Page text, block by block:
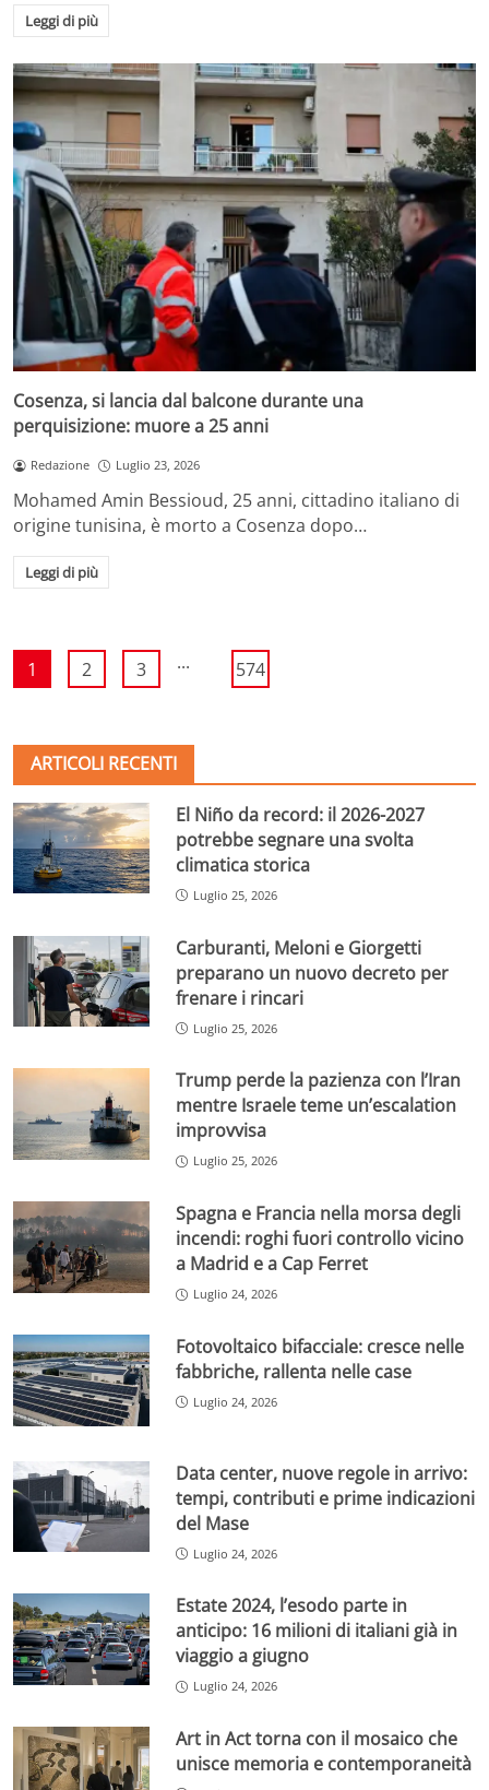
Leggi di più
Cosenza, si lancia dal balcone durante una
perquisizione: muore a 25 anni
Redazione Luglio 23, 2026
Mohamed Amin Bessioud, 25 anni, cittadino italiano di
origine tunisina, è morto a Cosenza dopo…
Leggi di più
1 2 3 ... 574
ARTICOLI RECENTI
El Niño da record: il 2026-2027
potrebbe segnare una svolta
climatica storica
Luglio 25, 2026
Carburanti, Meloni e Giorgetti
preparano un nuovo decreto per
frenare i rincari
Luglio 25, 2026
Trump perde la pazienza con l’Iran
mentre Israele teme un’escalation
improvvisa
Luglio 25, 2026
Spagna e Francia nella morsa degli
incendi: roghi fuori controllo vicino
a Madrid e a Cap Ferret
Luglio 24, 2026
Fotovoltaico bifacciale: cresce nelle
fabbriche, rallenta nelle case
Luglio 24, 2026
Data center, nuove regole in arrivo:
tempi, contributi e prime indicazioni
del Mase
Luglio 24, 2026
Estate 2024, l’esodo parte in
anticipo: 16 milioni di italiani già in
viaggio a giugno
Luglio 24, 2026
Art in Act torna con il mosaico che
unisce memoria e contemporaneità